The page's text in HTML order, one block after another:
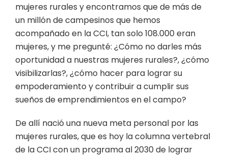
mujeres rurales y encontramos que de más de
un millón de campesinos que hemos
acompañado en la CCI, tan solo 108.000 eran
mujeres, y me pregunté: ¿Cómo no darles más
oportunidad a nuestras mujeres rurales?, ¿cómo
visibilizarlas?, ¿cómo hacer para lograr su
empoderamiento y contribuir a cumplir sus
sueños de emprendimientos en el campo?
De allí nació una nueva meta personal por las
mujeres rurales, que es hoy la columna vertebral
de la CCI con un programa al 2030 de lograr